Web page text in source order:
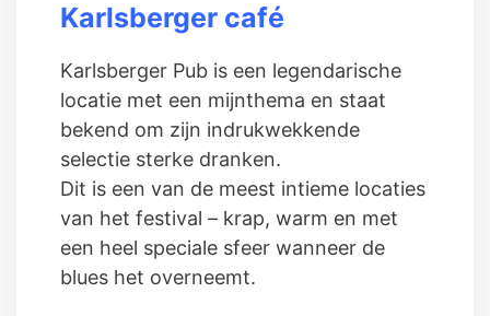
Karlsberger café
Karlsberger Pub is een legendarische
locatie met een mijnthema en staat
bekend om zijn indrukwekkende
selectie sterke dranken.
Dit is een van de meest intieme locaties
van het festival – krap, warm en met
een heel speciale sfeer wanneer de
blues het overneemt.